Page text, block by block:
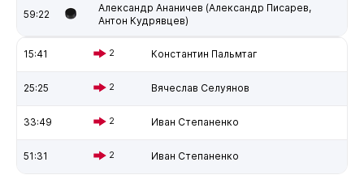
59:22
Александр Ананичев (Александр Писарев,
Антон Кудрявцев)
15:41 2 Константин Пальмтаг
25:25 2 Вячеслав Селуянов
33:49 2 Иван Степаненко
51:31 2 Иван Степаненко